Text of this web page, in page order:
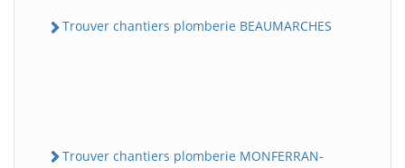
Trouver chantiers plomberie BEAUMARCHES
Trouver chantiers plomberie MONFERRAN-